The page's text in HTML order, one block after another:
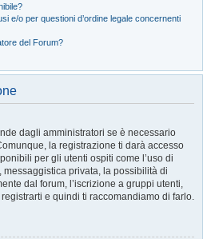
e/o per questioni d’ordine legale concernenti
del Forum?
dagli amministratori se è necessario
la registrazione ti darà accesso
per gli utenti ospiti come l’uso di
privata, la possibilità di
dal forum, l’iscrizione a gruppi utenti,
e quindi ti raccomandiamo di farlo.